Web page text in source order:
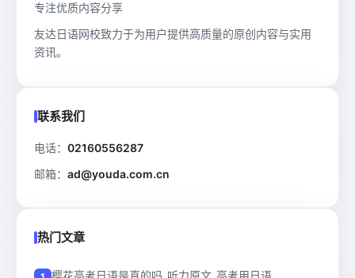
专注优质内容分享
友达日语网校致力于为用户提供高质量的原创内容与实用
资讯。
联系我们
电话： 02160556287
邮箱： ad@youda.com.cn
热门文章